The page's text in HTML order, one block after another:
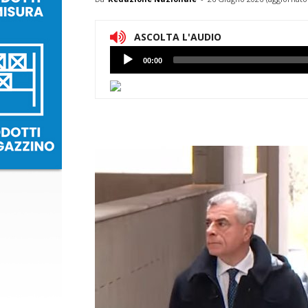
ASCOLTA L'AUDIO
Lettore
Audio
00:00